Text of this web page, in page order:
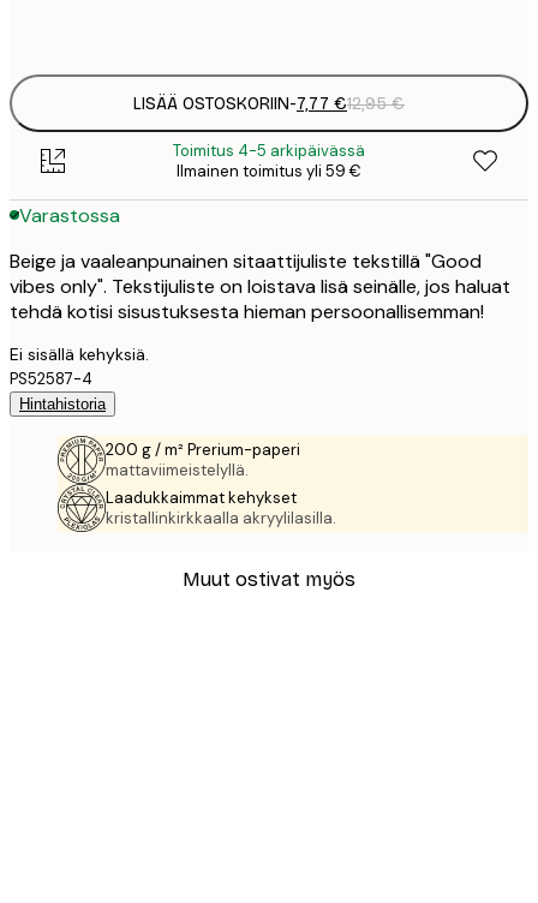
LISÄÄ OSTOSKORIIN-7,77 €12,95 €
Toimitus 4-5 arkipäivässä
Ilmainen toimitus yli 59 €
Varastossa
Beige ja vaaleanpunainen sitaattijuliste tekstillä "Good
vibes only". Tekstijuliste on loistava lisä seinälle, jos haluat
tehdä kotisi sisustuksesta hieman persoonallisemman!
Ei sisällä kehyksiä.
PS52587-4
Hintahistoria
200 g / m² Prerium-paperi
mattaviimeistelyllä.
Laadukkaimmat kehykset
kristallinkirkkaalla akryylilasilla.
Muut ostivat myös